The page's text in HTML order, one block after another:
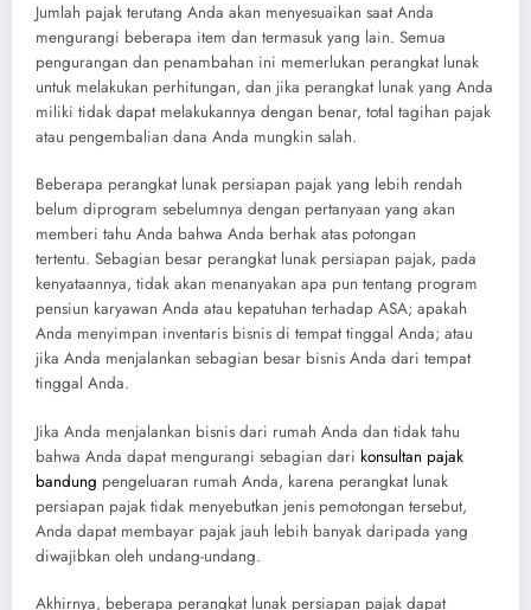
Jumlah pajak terutang Anda akan menyesuaikan saat Anda
mengurangi beberapa item dan termasuk yang lain. Semua
pengurangan dan penambahan ini memerlukan perangkat lunak
untuk melakukan perhitungan, dan jika perangkat lunak yang Anda
miliki tidak dapat melakukannya dengan benar, total tagihan pajak
atau pengembalian dana Anda mungkin salah.
Beberapa perangkat lunak persiapan pajak yang lebih rendah
belum diprogram sebelumnya dengan pertanyaan yang akan
memberi tahu Anda bahwa Anda berhak atas potongan
tertentu. Sebagian besar perangkat lunak persiapan pajak, pada
kenyataannya, tidak akan menanyakan apa pun tentang program
pensiun karyawan Anda atau kepatuhan terhadap ASA; apakah
Anda menyimpan inventaris bisnis di tempat tinggal Anda; atau
jika Anda menjalankan sebagian besar bisnis Anda dari tempat
tinggal Anda.
Jika Anda menjalankan bisnis dari rumah Anda dan tidak tahu
bahwa Anda dapat mengurangi sebagian dari konsultan pajak
bandung pengeluaran rumah Anda, karena perangkat lunak
persiapan pajak tidak menyebutkan jenis pemotongan tersebut,
Anda dapat membayar pajak jauh lebih banyak daripada yang
diwajibkan oleh undang-undang.
Akhirnya, beberapa perangkat lunak persiapan pajak dapat